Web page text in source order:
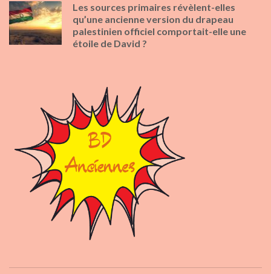
Les sources primaires révèlent-elles
qu’une ancienne version du drapeau
palestinien officiel comportait-elle une
étoile de David ?